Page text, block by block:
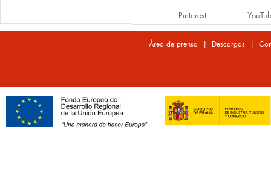
Pinterest
Área de prensa | Descargas |